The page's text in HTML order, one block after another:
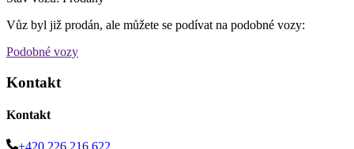
Vůz byl již prodán, ale můžete se podívat na podobné vozy:
Podobné vozy
Kontakt
Kontakt